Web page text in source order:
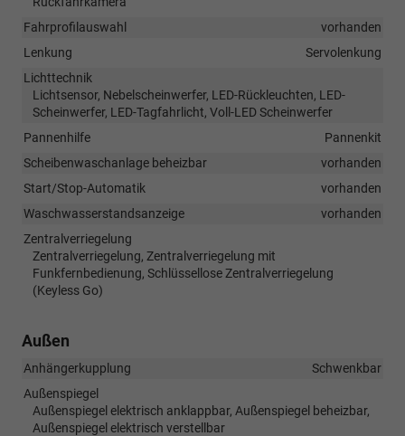
Fahrprofilauswahl
vorhanden
Lenkung
Servolenkung
Lichttechnik
Lichtsensor, Nebelscheinwerfer, LED-Rückleuchten, LED-
Scheinwerfer, LED-Tagfahrlicht, Voll-LED Scheinwerfer
Pannenhilfe
Pannenkit
Scheibenwaschanlage beheizbar
vorhanden
Start/Stop-Automatik
vorhanden
Waschwasserstandsanzeige
vorhanden
Zentralverriegelung
Zentralverriegelung, Zentralverriegelung mit
Funkfernbedienung, Schlüssellose Zentralverriegelung
(Keyless Go)
Außen
Anhängerkupplung
Schwenkbar
Außenspiegel
Außenspiegel elektrisch anklappbar, Außenspiegel beheizbar,
Außenspiegel elektrisch verstellbar